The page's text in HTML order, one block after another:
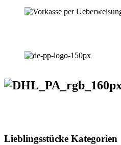
Lieblingsstücke Kategorien